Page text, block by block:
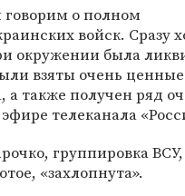
о полном
войск. Сразу
окружении была
взяты очень
а также получен ряд
телеканала
группировка
«захлопнута».